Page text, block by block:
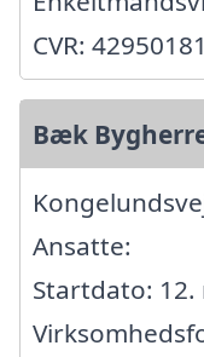
CVR: 42950181
Bæk
Ansatte:
Startdato: 12.